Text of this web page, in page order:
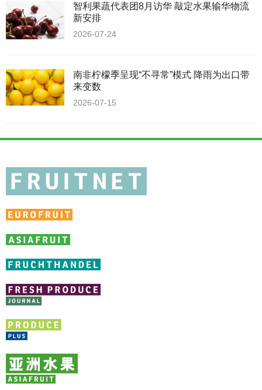
智利果蔬代表团8月访华 敲定水果输华物流
新安排
2026-07-24
南非柠檬季呈现“不寻常”模式 降雨为出口带
来变数
2026-07-15